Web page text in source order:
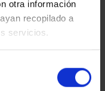
otra información
recopilado a
servicios.